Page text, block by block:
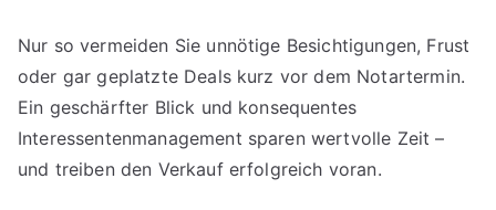
Nur so vermeiden Sie unnötige Besichtigungen, Frust
oder gar geplatzte Deals kurz vor dem Notartermin.
Ein geschärfter Blick und konsequentes
Interessentenmanagement sparen wertvolle Zeit –
und treiben den Verkauf erfolgreich voran.